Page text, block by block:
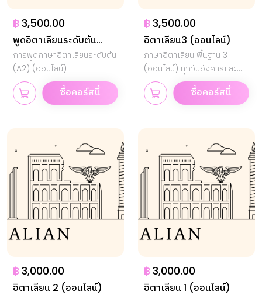
฿3,500.00
พูดอิตาเลียนระดับต้น
(A2)
การพูดภาษาอิตาเลียนระดับต้น
(A2) (ออนไลน์)
ซื้อคอร์สนี้
฿3,500.00
อิตาเลียน3 (ออนไลน์)
ภาษาอิตาเลียน พื้นฐาน 3
(ออนไลน์) ทุกวันอังคารและ
พฤหัสบดี
ซื้อคอร์สนี้
฿3,000.00
อิตาเลียน 2 (ออนไลน์)
฿3,000.00
อิตาเลียน 1 (ออนไลน์)